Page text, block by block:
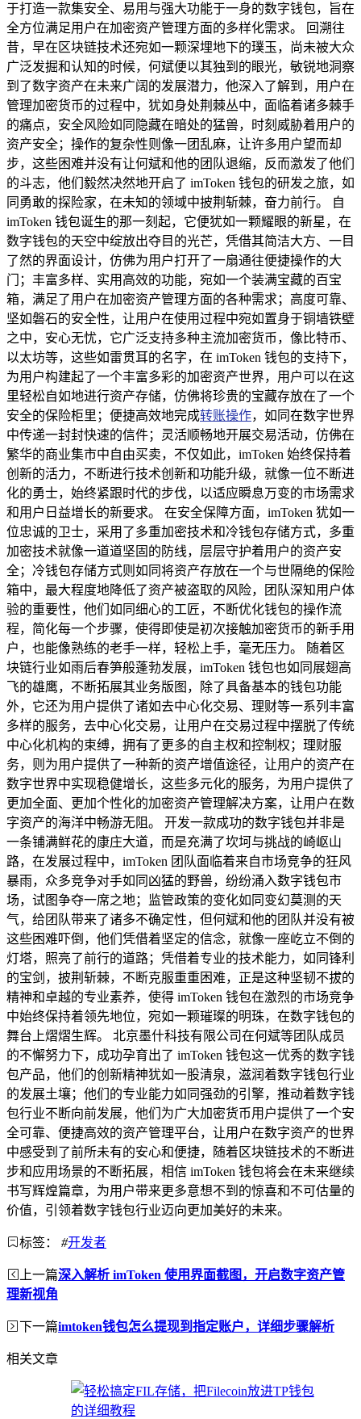
于打造一款集安全、易用与强大功能于一身的数字钱包，旨在
全方位满足用户在加密资产管理方面的多样化需求。 回溯往
昔，早在区块链技术还宛如一颗深埋地下的璞玉，尚未被大众
广泛发掘和认知的时候，何斌便以其独到的眼光，敏锐地洞察
到了数字资产在未来广阔的发展潜力，他深入了解到，用户在
管理加密货币的过程中，犹如身处荆棘丛中，面临着诸多棘手
的痛点，安全风险如同隐藏在暗处的猛兽，时刻威胁着用户的
资产安全；操作的复杂性则像一团乱麻，让许多用户望而却
步，这些困难并没有让何斌和他的团队退缩，反而激发了他们
的斗志，他们毅然决然地开启了 imToken 钱包的研发之旅，如
同勇敢的探险家，在未知的领域中披荆斩棘，奋力前行。 自
imToken 钱包诞生的那一刻起，它便犹如一颗耀眼的新星，在
数字钱包的天空中绽放出夺目的光芒，凭借其简洁大方、一目
了然的界面设计，仿佛为用户打开了一扇通往便捷操作的大
门；丰富多样、实用高效的功能，宛如一个装满宝藏的百宝
箱，满足了用户在加密资产管理方面的各种需求；高度可靠、
坚如磐石的安全性，让用户在使用过程中宛如置身于铜墙铁壁
之中，安心无忧，它广泛支持多种主流加密货币，像比特币、
以太坊等，这些如雷贯耳的名字，在 imToken 钱包的支持下，
为用户构建起了一个丰富多彩的加密资产世界，用户可以在这
里轻松自如地进行资产存储，仿佛将珍贵的宝藏存放在了一个
安全的保险柜里；便捷高效地完成转账操作，如同在数字世界
中传递一封封快速的信件；灵活顺畅地开展交易活动，仿佛在
繁华的商业集市中自由买卖，不仅如此，imToken 始终保持着
创新的活力，不断进行技术创新和功能升级，就像一位不断进
化的勇士，始终紧跟时代的步伐，以适应瞬息万变的市场需求
和用户日益增长的新要求。 在安全保障方面，imToken 犹如一
位忠诚的卫士，采用了多重加密技术和冷钱包存储方式，多重
加密技术就像一道道坚固的防线，层层守护着用户的资产安
全；冷钱包存储方式则如同将资产存放在一个与世隔绝的保险
箱中，最大程度地降低了资产被盗取的风险，团队深知用户体
验的重要性，他们如同细心的工匠，不断优化钱包的操作流
程，简化每一个步骤，使得即使是初次接触加密货币的新手用
户，也能像熟练的老手一样，轻松上手，毫无压力。 随着区
块链行业如雨后春笋般蓬勃发展，imToken 钱包也如同展翅高
飞的雄鹰，不断拓展其业务版图，除了具备基本的钱包功能
外，它还为用户提供了诸如去中心化交易、理财等一系列丰富
多样的服务，去中心化交易，让用户在交易过程中摆脱了传统
中心化机构的束缚，拥有了更多的自主权和控制权；理财服
务，则为用户提供了一种新的资产增值途径，让用户的资产在
数字世界中实现稳健增长，这些多元化的服务，为用户提供了
更加全面、更加个性化的加密资产管理解决方案，让用户在数
字资产的海洋中畅游无阻。 开发一款成功的数字钱包并非是
一条铺满鲜花的康庄大道，而是充满了坎坷与挑战的崎岖山
路，在发展过程中，imToken 团队面临着来自市场竞争的狂风
暴雨，众多竞争对手如同凶猛的野兽，纷纷涌入数字钱包市
场，试图争夺一席之地；监管政策的变化如同变幻莫测的天
气，给团队带来了诸多不确定性，但何斌和他的团队并没有被
这些困难吓倒，他们凭借着坚定的信念，就像一座屹立不倒的
灯塔，照亮了前行的道路；凭借着专业的技术能力，如同锋利
的宝剑，披荆斩棘，不断克服重重困难，正是这种坚韧不拔的
精神和卓越的专业素养，使得 imToken 钱包在激烈的市场竞争
中始终保持着领先地位，宛如一颗璀璨的明珠，在数字钱包的
舞台上熠熠生辉。 北京墨什科技有限公司在何斌等团队成员
的不懈努力下，成功孕育出了 imToken 钱包这一优秀的数字钱
包产品，他们的创新精神犹如一股清泉，滋润着数字钱包行业
的发展土壤；他们的专业能力如同强劲的引擎，推动着数字钱
包行业不断向前发展，他们为广大加密货币用户提供了一个安
全可靠、便捷高效的资产管理平台，让用户在数字资产的世界
中感受到了前所未有的安心和便捷，随着区块链技术的不断进
步和应用场景的不断拓展，相信 imToken 钱包将会在未来继续
书写辉煌篇章，为用户带来更多意想不到的惊喜和不可估量的
价值，引领着数字钱包行业迈向更加美好的未来。
标签： #开发者
上一篇深入解析 imToken 使用界面截图，开启数字资产管
理新视角
下一篇imtoken钱包怎么提现到指定账户，详细步骤解析
相关文章